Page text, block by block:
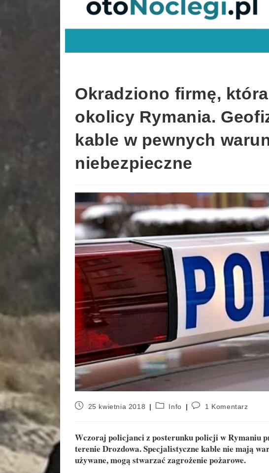
Okradziono firmę,
okolicy Rymania.
kable w pewnych
niebezpieczne
25 kwietnia 2018 Info 1 Komentarz
Wczoraj policjanci z posterunku policji w Rymaniu
terenie Drozdowa. Specjalistyczne kable nie mają
używane, mogą stwarzać zagrożenie pożarowe.